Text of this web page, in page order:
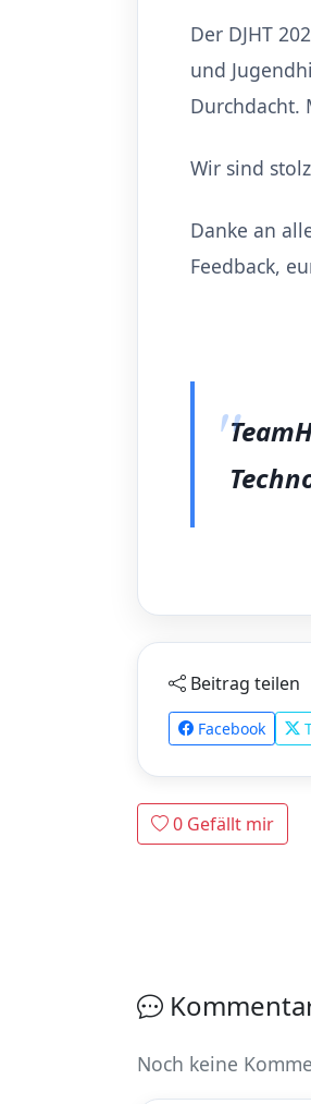
Der DJHT
und
Durchdacht.
Wir sind
Danke an
Feedback,
Beitrag teilen
Facebook
0 Gefällt mir
Noch keine